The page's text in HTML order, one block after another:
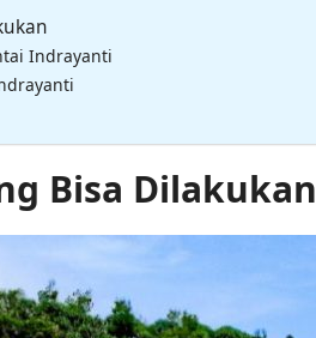
Indrayanti
Bisa Dilakukan